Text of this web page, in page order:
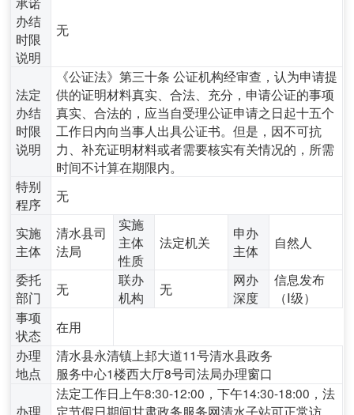
办结
时限
说明
无
法定
办结
时限
说明
《公证法》第三十条 公证机构经审查，认为申请提
供的证明材料真实、合法、充分，申请公证的事项
真实、合法的，应当自受理公证申请之日起十五个
工作日内向当事人出具公证书。但是，因不可抗
力、补充证明材料或者需要核实有关情况的，所需
时间不计算在期限内。
特别
程序
无
实施
主体
清水县司
法局
实施
主体
性质
法定机关
申办
主体
自然人
委托
部门
无
联办
机构
无
网办
深度
信息发布
（Ⅰ级）
事项
状态
在用
办理
地点
清水县永清镇上邽大道11号清水县政务
服务中心1楼西大厅8号司法局办理窗口
办理
法定工作日上午8:30-12:00，下午14:30-18:00，法
定节假日期间甘肃政务服务网清水子站可正常访